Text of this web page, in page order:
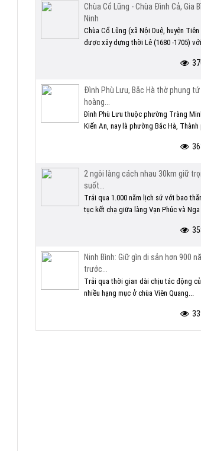
Chùa Cổ Lũng - Chùa Đình Cả, Gia
Ninh
Chùa Cổ Lũng (xã Nội Duệ, huyện Tiên
được xây dựng thời Lê (1680 -1705)
Đình Phù Lưu, Bắc Hà thờ phụng
hoàng...
Đình Phù Lưu thuộc phường Tràng
Kiến An, nay là phường Bắc Hà, Thành
2 ngôi làng cách nhau 30km giữ
suốt...
Trải qua 1.000 năm lịch sử với bao
tục kết chạ giữa làng Vạn Phúc và Nga
Ninh Bình: Giữ gìn di sản hơn 900
trước...
Trải qua thời gian dài chịu tác động
nhiều hạng mục ở chùa Viên Quang...